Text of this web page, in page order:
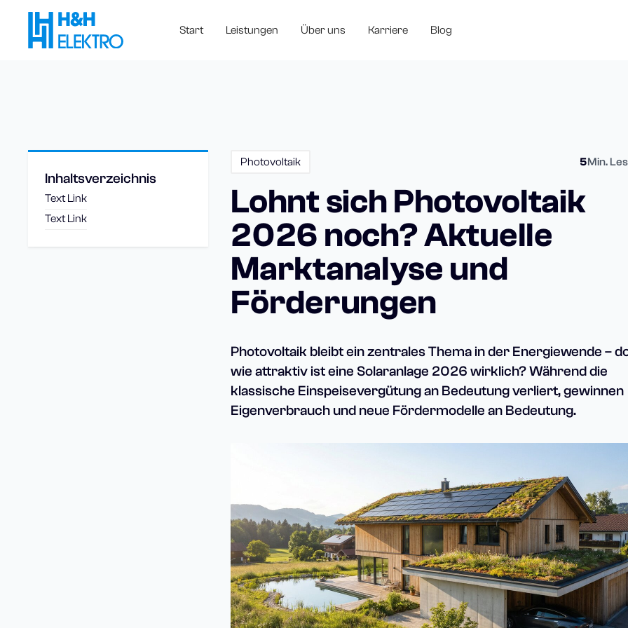
Start Leistungen Über uns Karriere Blog
Inhaltsverzeichnis
Text Link
Text Link
Photovoltaik 5Min.
Lohnt sich Photovoltaik
2026 noch? Aktuelle
Marktanalyse und
Förderungen
Photovoltaik bleibt ein zentrales Thema in der Energiewende –
wie attraktiv ist eine Solaranlage 2026 wirklich? Während die
klassische Einspeisevergütung an Bedeutung verliert, gewinnen
Eigenverbrauch und neue Fördermodelle an Bedeutung.